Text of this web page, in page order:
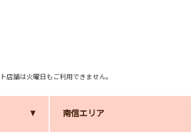
店舗は火曜日もご利用できません。
南信エリア